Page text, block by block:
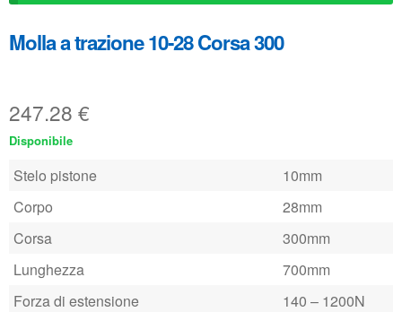
Molla a trazione 10-28 Corsa 300
247.28 €
Disponibile
Stelo pistone
10mm
Corpo
28mm
Corsa
300mm
Lunghezza
700mm
Forza di estensione
140 – 1200N